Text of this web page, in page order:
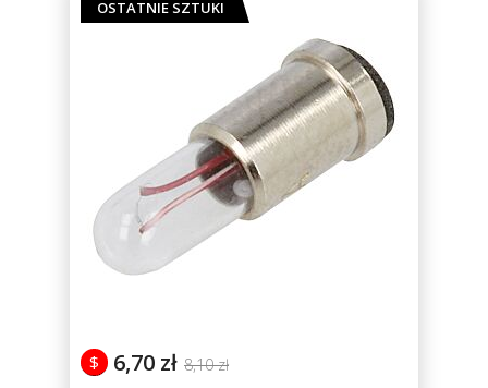
OSTATNIE SZTUKI
6,70 zł 8,10 zł
$